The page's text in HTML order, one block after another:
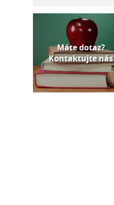
Máte dotaz?
Kontaktujte nás